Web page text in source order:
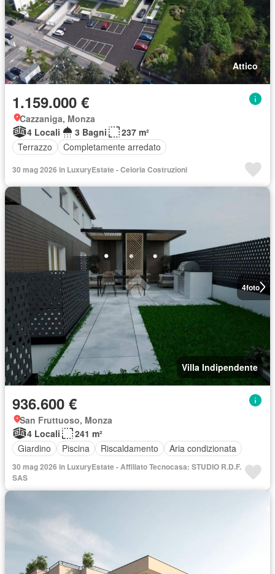
Attico
1.159.000 €
Cazzaniga, Monza
4 Locali
3 Bagni
237 m²
Terrazzo
Completamente arredato
30 mag 2026 in LuxuryEstate - Celoria Costruzioni
4foto
Villa Indipendente
936.600 €
San Fruttuoso, Monza
4 Locali
241 m²
Giardino
Piscina Riscaldamento Aria condizionata
30 mag 2026 in LuxuryEstate - Affiliato Tecnocasa: STUDIO R.D.F.
SAS